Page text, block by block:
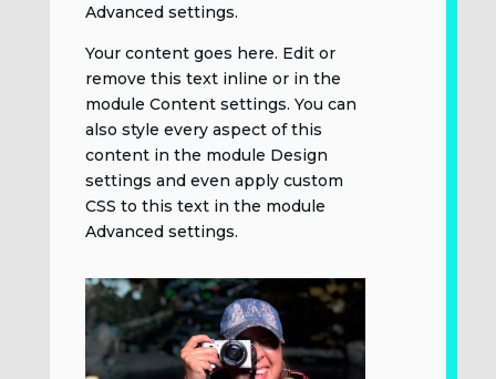
Advanced settings.
Your content goes here. Edit or
remove this text inline or in the
module Content settings. You can
also style every aspect of this
content in the module Design
settings and even apply custom
CSS to this text in the module
Advanced settings.